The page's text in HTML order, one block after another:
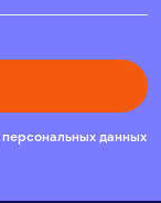
персональных данных